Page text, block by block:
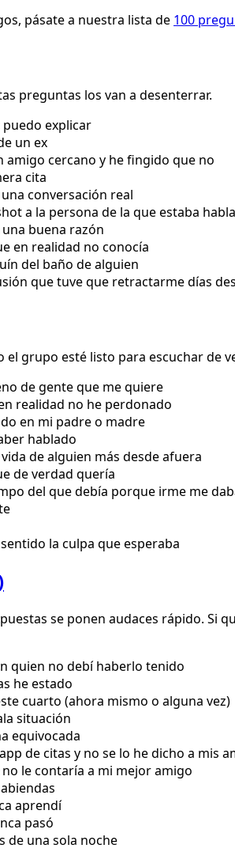
pásate a nuestra lista de 100
preguntas los van a desenterrar.
explicar
un ex
amigo cercano y he fingido que no
cita
conversación real
a la persona de la que estaba
buena razón
en realidad no conocía
del baño de alguien
que tuve que retractarme días
el grupo esté listo para escuchar de
de gente que me quiere
realidad no he perdonado
en mi padre o madre
hablado
de alguien más desde afuera
de verdad quería
del que debía porque irme me
la culpa que esperaba
se ponen audaces rápido. Si
quien no debí haberlo tenido
he estado
cuarto (ahora mismo o alguna vez)
situación
equivocada
de citas y no se lo he dicho a mis
le contaría a mi mejor amigo
aprendí
pasó
de una sola noche